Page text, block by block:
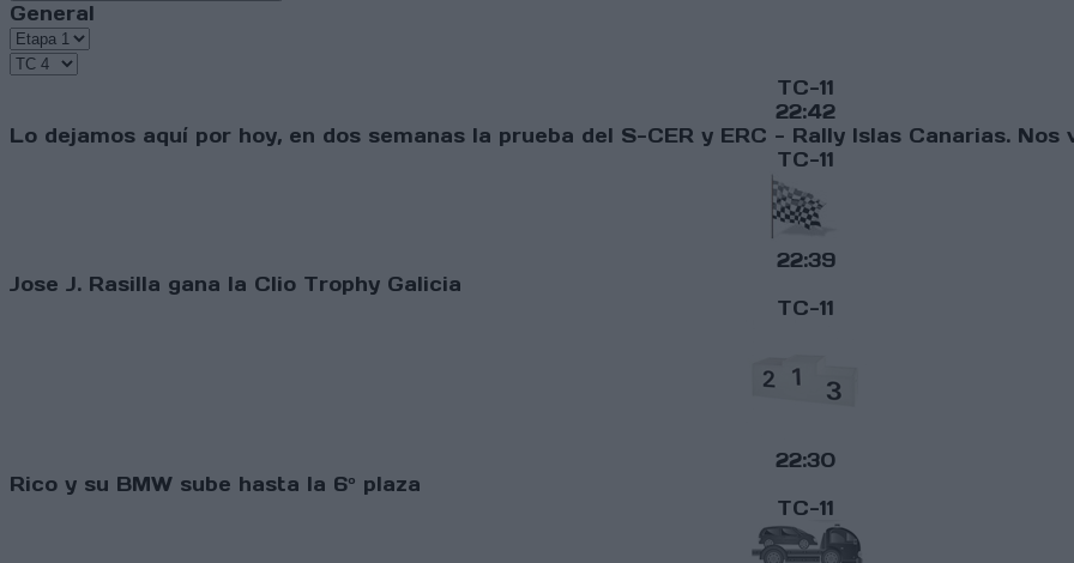
General
TC-11
22:42
Lo dejamos aquí por hoy, en dos semanas la prueba del S-CER y ERC - Rally Islas Canarias. Nos
TC-11
22:39
Jose J. Rasilla gana la Clio Trophy Galicia
TC-11
22:30
Rico y su BMW sube hasta la 6º plaza
TC-11